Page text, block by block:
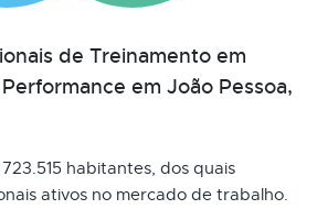
de Treinamento em
em João Pessoa,
habitantes, dos quais
ativos no mercado de trabalho.